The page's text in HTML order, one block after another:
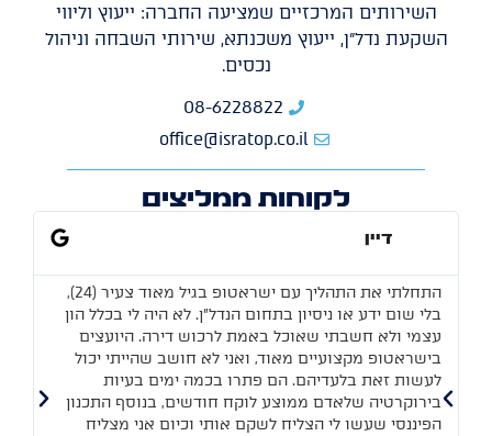
השירותים המרכזיים שמציעה החברה: ייעוץ וליווי
השקעת נדל"ן, ייעוץ משכנתא, שירותי השבחה וניהול
נכסים.
08-6228822
office@isratop.co.il
לקוחות ממליצים
דיין
התחלתי את התהליך עם ישראטופ בגיל מאוד צעיר (24),
בלי שום ידע או ניסיון בתחום הנדל"ן. לא היה לי בכלל הון
עצמי ולא חשבתי שאוכל באמת לרכוש דירה. היועצים
בישראטופ מקצועיים מאוד, ואני לא חושב שהייתי יכול
לעשות זאת בלעדיהם. הם פתרו בכמה ימים בעיות
בירוקרטיה שלאדם ממוצע לוקח חודשים, בנוסף התכנון
הפיננסי שעשו לי הצליח לשקם אותי וכיום אני מצליח